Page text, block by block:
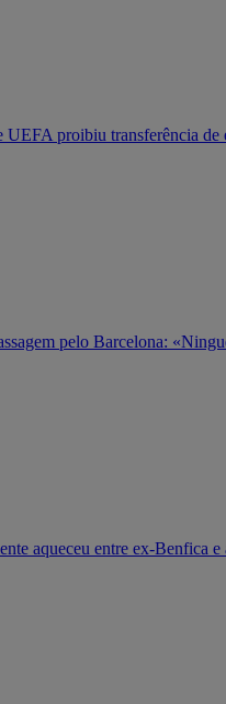
proibiu transferência de
pelo Barcelona:
aqueceu entre ex-Benfica e